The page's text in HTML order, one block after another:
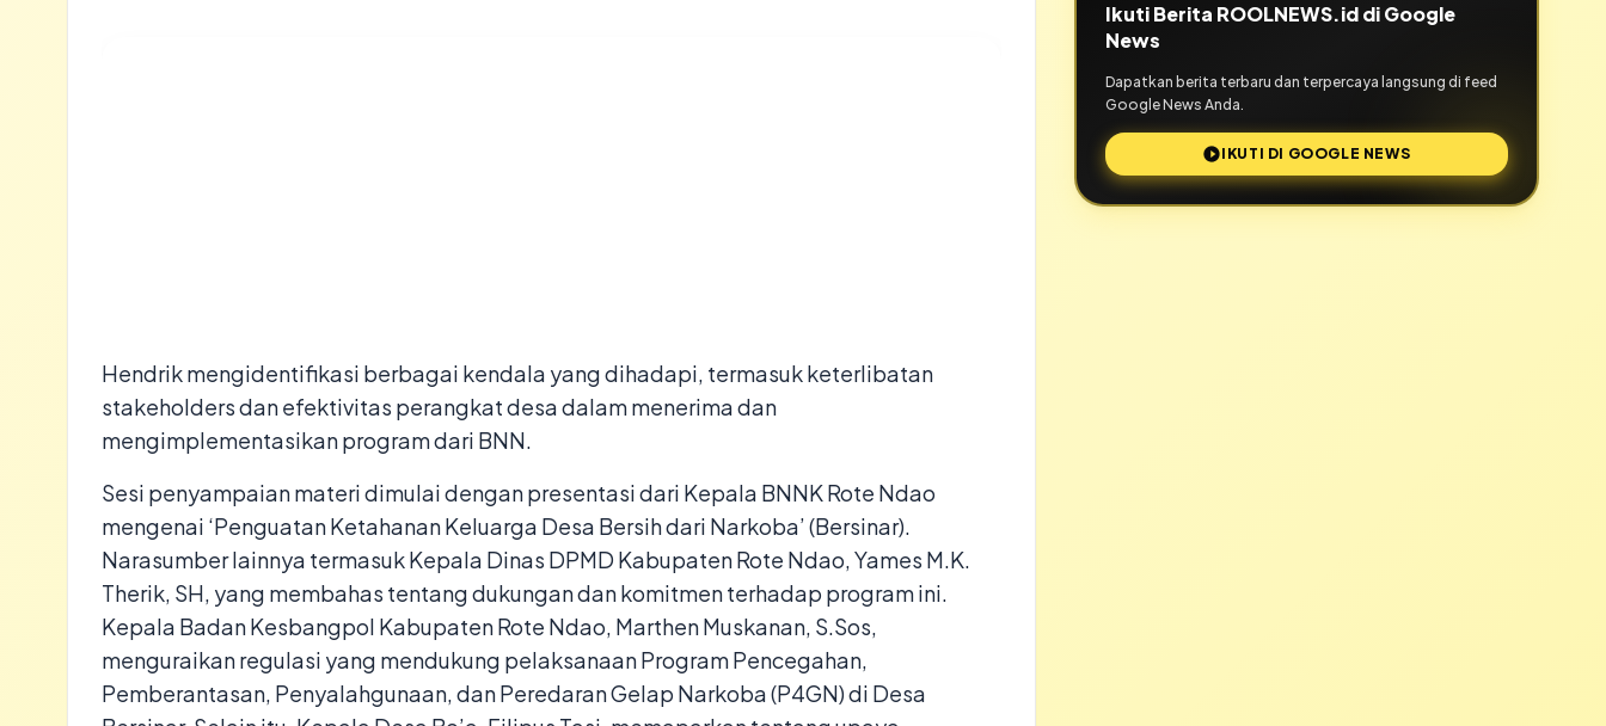
Hendrik mengidentifikasi berbagai kendala yang dihadapi, termasuk keterlibatan
stakeholders dan efektivitas perangkat desa dalam menerima dan
mengimplementasikan program dari BNN.
Sesi penyampaian materi dimulai dengan presentasi dari Kepala BNNK Rote Ndao
mengenai ‘Penguatan Ketahanan Keluarga Desa Bersih dari Narkoba’ (Bersinar).
Narasumber lainnya termasuk Kepala Dinas DPMD Kabupaten Rote Ndao, Yames M.K.
Therik, SH, yang membahas tentang dukungan dan komitmen terhadap program ini.
Kepala Badan Kesbangpol Kabupaten Rote Ndao, Marthen Muskanan, S.Sos,
menguraikan regulasi yang mendukung pelaksanaan Program Pencegahan,
Pemberantasan, Penyalahgunaan, dan Peredaran Gelap Narkoba (P4GN) di Desa
Ikuti Berita ROOLNEWS.id di Google
News
Dapatkan berita terbaru dan terpercaya langsung di feed
Google News Anda.
IKUTI DI GOOGLE NEWS